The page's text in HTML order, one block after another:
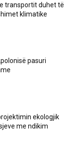
transportit duhet të
klimatike
pasuri
ekologjik
me ndikim